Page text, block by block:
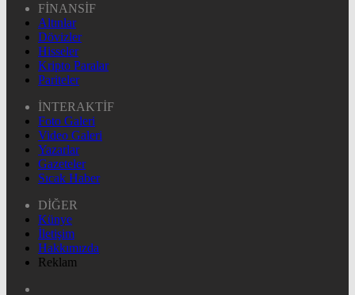
FİNANSİF
Altınlar
Dövizler
Hisseler
Kripto Paralar
Pariteler
İNTERAKTİF
Foto Galeri
Video Galeri
Yazarlar
Gazeteler
Sıcak Haber
DİĞER
Künye
İletişim
Hakkımızda
Reklam